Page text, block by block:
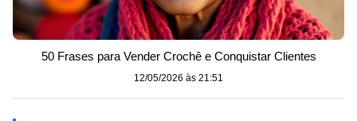
50 Frases para Vender Crochê e Conquistar Clientes
12/05/2026 às 21:51